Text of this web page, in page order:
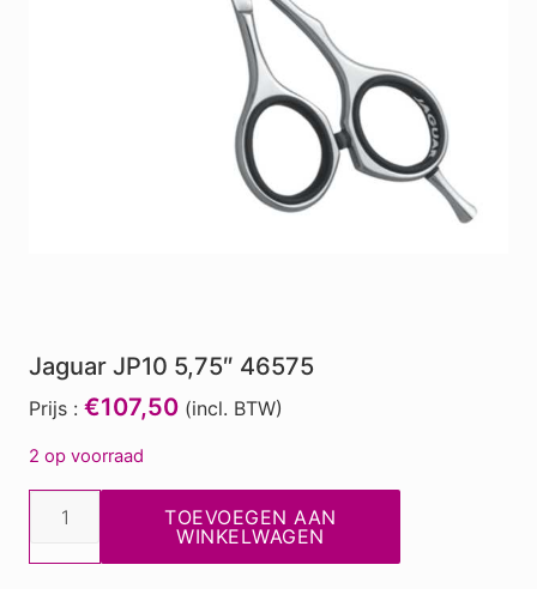
Jaguar JP10 5,75″ 46575
Prijs : €107,50 (incl. BTW)
2 op voorraad
Jaguar
5,75"
TOEVOEGEN AAN
WINKELWAGEN